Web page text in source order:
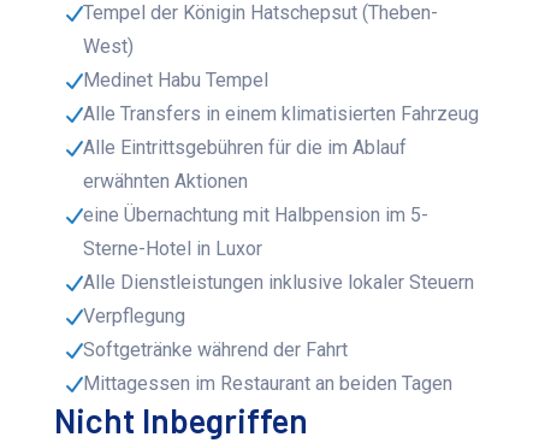
Tempel der Königin Hatschepsut (Theben-
West)
Medinet Habu Tempel
Alle Transfers in einem klimatisierten Fahrzeug
Alle Eintrittsgebühren für die im Ablauf
erwähnten Aktionen
eine Übernachtung mit Halbpension im 5-
Sterne-Hotel in Luxor
Alle Dienstleistungen inklusive lokaler Steuern
Verpflegung
Softgetränke während der Fahrt
Mittagessen im Restaurant an beiden Tagen
Nicht Inbegriffen